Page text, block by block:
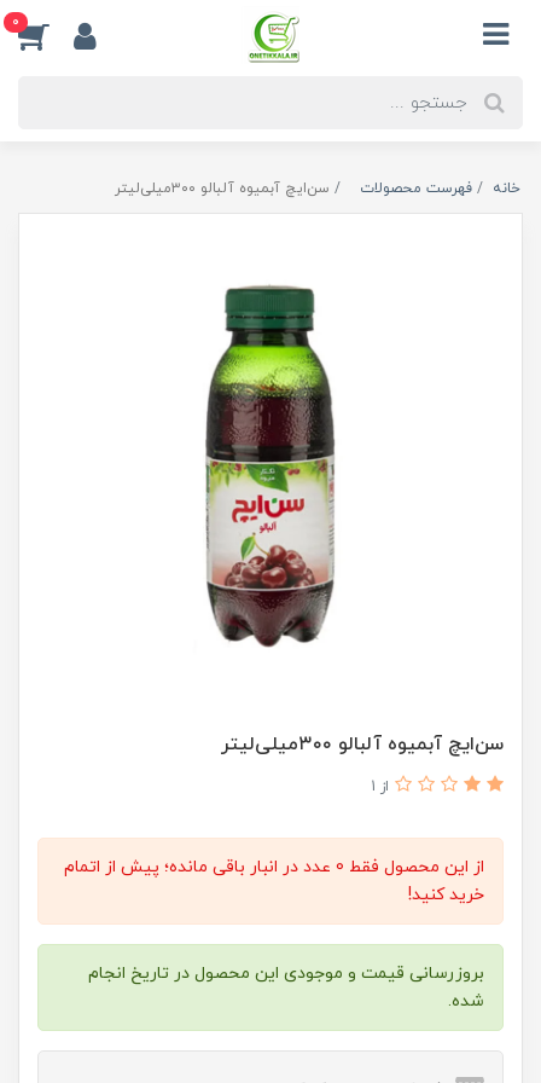
0
خانه فهرست محصولات سن‌ایچ آبمیوه آلبالو ۳۰۰میلی‌لیتر
سن‌ایچ آبمیوه آلبالو ۳۰۰میلی‌لیتر
از 1
از این محصول فقط 0 عدد در انبار باقی مانده؛ پیش از اتمام
خرید کنید!
بروزرسانی قیمت و موجودی این محصول در تاریخ انجام
شده.